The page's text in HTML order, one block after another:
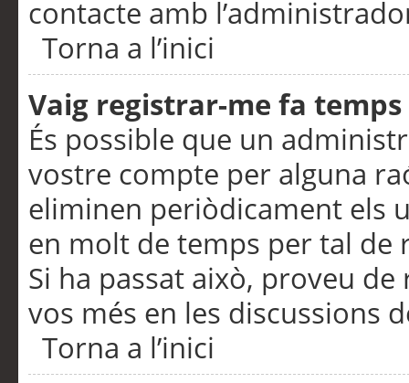
contacte amb
Torna a l’inici
Vaig registrar-me fa
És possible que un
vostre compte per alguna
eliminen periòdicament els
en molt de temps per tal de
Si ha passat això, proveu
vos més en les discussions
Torna a l’inici